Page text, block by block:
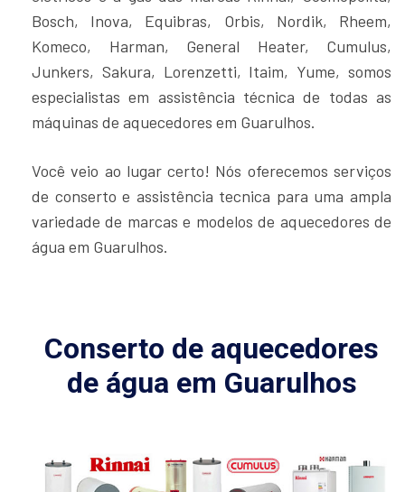
Bosch, Inova, Equibras, Orbis, Nordik, Rheem,
Komeco, Harman, General Heater, Cumulus,
Junkers, Sakura, Lorenzetti, Itaim, Yume, somos
especialistas em assistência técnica de todas as
máquinas de aquecedores em Guarulhos.
Você veio ao lugar certo! Nós oferecemos serviços
de conserto e assistência tecnica para uma ampla
variedade de marcas e modelos de aquecedores de
água em Guarulhos.
Conserto de aquecedores
de água em Guarulhos